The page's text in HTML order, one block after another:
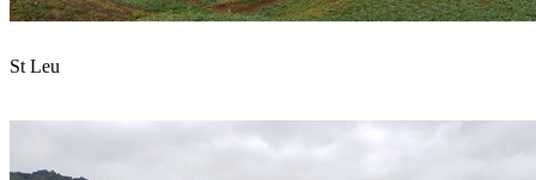
St Leu